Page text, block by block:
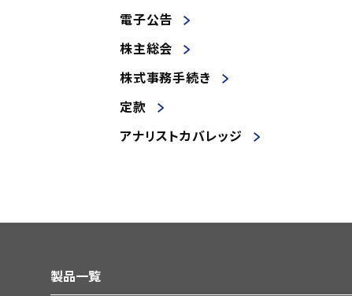
電子公告
株主総会
株式事務手続き
定款
アナリストカバレッジ
製品一覧